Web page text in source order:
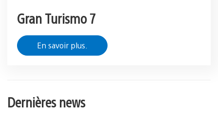
Gran Turismo 7
En savoir plus.
Dernières news